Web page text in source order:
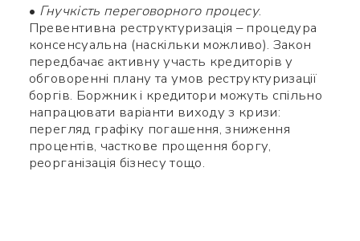
• Гнучкість переговорного процесу.
Превентивна реструктуризація – процедура
консенсуальна (наскільки можливо). Закон
передбачає активну участь кредиторів у
обговоренні плану та умов реструктуризації
боргів. Боржник і кредитори можуть спільно
напрацювати варіанти виходу з кризи:
перегляд графіку погашення, зниження
процентів, часткове прощення боргу,
реорганізація бізнесу тощо.